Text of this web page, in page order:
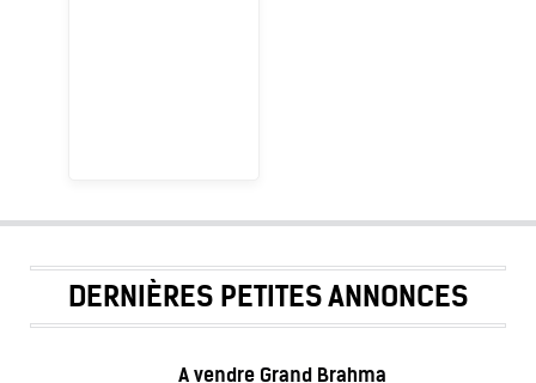
DERNIÈRES PETITES ANNONCES
A vendre Grand Brahma